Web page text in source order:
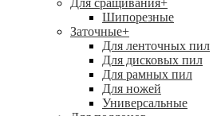
Для сращивания+
Шипорезные
Заточные+
Для ленточных пил
Для дисковых пил
Для рамных пил
Для ножей
Универсальные